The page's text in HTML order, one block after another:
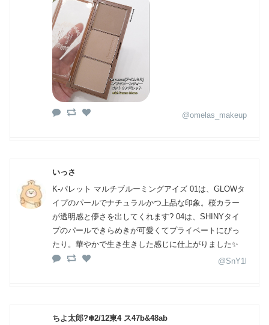
@omelas_makeup
いっさ
K-パレット マルチブルーミングアイズ 01は、GLOWタ
イプのパールでナチュラルかつ上品な印象。桜カラー
が透明感と儚さを出してくれます? 04は、SHINYタイ
プのパールできらめきが可愛くてプライベートにぴっ
たり。華やかで生き生きした感じに仕上がりました✨
@SnY1l
ちよ太郎?‍❄️2/12東4 ス47b&48ab